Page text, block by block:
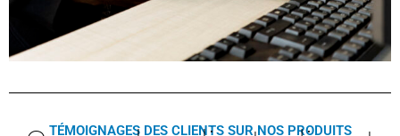
TÉMOIGNAGES DES CLIENTS SUR NOS PRODUITS